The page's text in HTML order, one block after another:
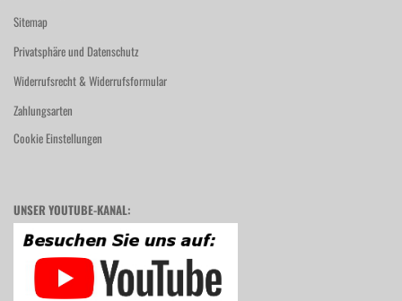
Sitemap
Privatsphäre und Datenschutz
Widerrufsrecht & Widerrufsformular
Zahlungsarten
Cookie Einstellungen
UNSER YOUTUBE-KANAL: